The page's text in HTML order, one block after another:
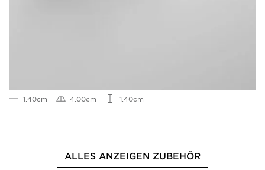
1.40cm 4.00cm 1.40cm
ALLES ANZEIGEN ZUBEHÖR